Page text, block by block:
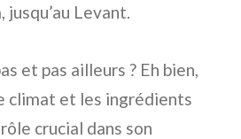
Levant.
et pas ailleurs ? Eh bien,
climat et les ingrédients
crucial dans son